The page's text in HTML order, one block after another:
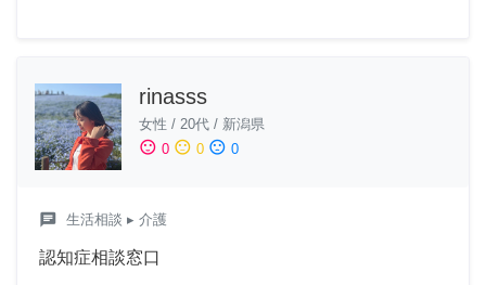
rinasss
女性 / 20代 / 新潟県
sentiment_satisfied 0 sentiment_neutral 0 sentiment_dissatisfied 0
chat 生活相談 ▸ 介護
認知症相談窓口